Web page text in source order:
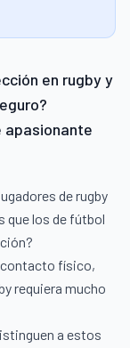
en rugby y
apasionante
de rugby
que los de fútbol
físico,
requiera mucho
a estos